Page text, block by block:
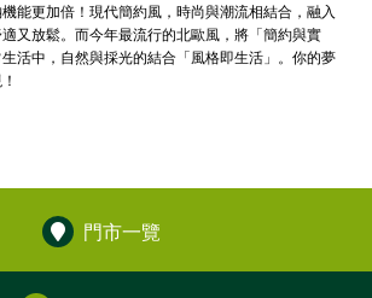
能更加倍！現代簡約風，時尚與潮流相結合，融入
又放鬆。而今年最流行的北歐風，將「簡約與實
活中，自然與採光的結合「風格即生活」。你的夢
門市一覽